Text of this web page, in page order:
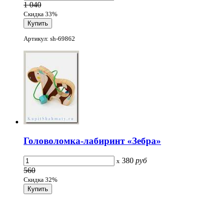
1 040
Скидка 33%
Артикул: sh-69862
Головоломка-лабиринт «Зебра»
x 380 руб
560
Скидка 32%